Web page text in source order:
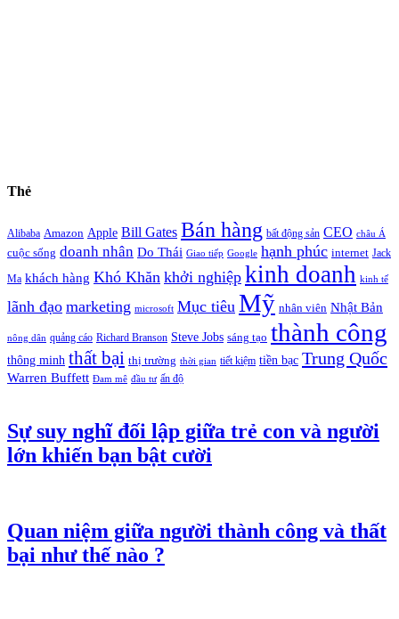
Thẻ
Alibaba Amazon Apple Bill Gates Bán hàng bất động sản CEO châu Á
cuộc sống doanh nhân Do Thái Giao tiếp Google hạnh phúc internet Jack
Ma khách hàng Khó Khăn khởi nghiệp kinh doanh kinh tế
lãnh đạo marketing microsoft Mục tiêu Mỹ nhân viên Nhật Bản
nông dân quảng cáo Richard Branson Steve Jobs sáng tạo thành công
thông minh thất bại thị trường thời gian tiết kiệm tiền bạc Trung Quốc
Warren Buffett Đam mê đầu tư ấn độ
Sự suy nghĩ đối lập giữa trẻ con và người
lớn khiến bạn bật cười
Quan niệm giữa người thành công và thất
bại như thế nào ?